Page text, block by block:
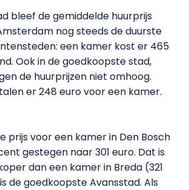
bleef de gemiddelde huurprijs
nog steeds de duurste
een kamer kost er 465
Ook in de goedkoopste stad,
de huurprijzen niet omhoog.
er 248 euro voor een kamer.
prijs voor een kamer in Den Bosch
gestegen naar 301 euro. Dat is
dan een kamer in Breda (321
de goedkoopste Avansstad. Als